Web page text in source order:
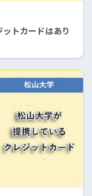
トカードはあり